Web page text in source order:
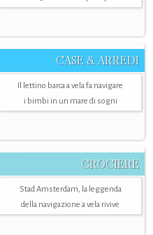
CASE & ARREDI
Il lettino barca a vela fa navigare
i bimbi in un mare di sogni
CROCIERE
Stad Amsterdam, la leggenda
della navigazione a vela rivive